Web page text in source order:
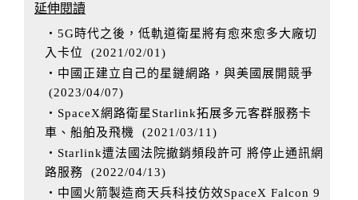
延伸閱讀
‧5G時代之後，低軌道衛星將有愈來愈多大廠切
入卡位
(2021/02/01 )
‧中國正建立自己的星鏈網路，與美國展開競爭
(2023/04/07)
‧SpaceX網路衛星Starlink拓展多元客群服務卡
車、船舶及飛機
(2021/03/11 )
‧Starlink遭法國法院撤銷頻段許可 將停止通訊網
路服務 (2022/04/13)
‧中國火箭製造商天兵科技仿效SpaceX Falcon 9